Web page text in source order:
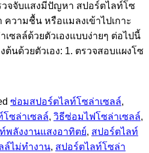
วจจับแสงมีปัญหา สปอร์ตไลท์โซ
ความชื้น หรือแมลงเข้าไปเกาะ
ซลล์ด้วยตัวเองแบบง่ายๆ ต่อไปนี้
นด้วยตัวเอง: 1. ตรวจสอบแผงโซ
ซ่อมสปอร์ตไลท์โซล่าเซลล์,
ซล่าเซลล์, วิธีซ่อมไฟโซล่าเซลล์,
พลังงานแสงอาทิตย์, สปอร์ตไลท์
ล์ไม่ทำงาน, สปอร์ตไลท์โซล่า